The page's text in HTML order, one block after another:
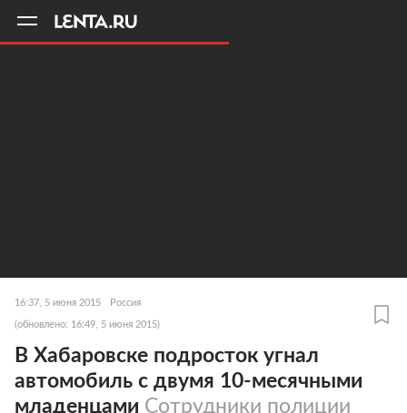
16:37, 5 июня 2015 Россия
(обновлено: 16:49, 5 июня 2015)
В Хабаровске подросток угнал
автомобиль с двумя 10-месячными
младенцами Сотрудники полиции